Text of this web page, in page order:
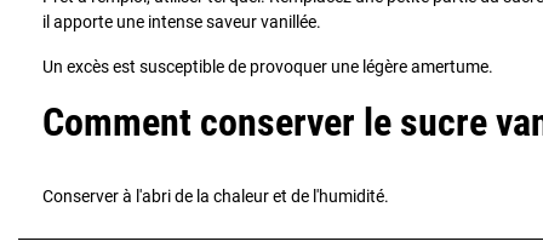
il apporte une intense saveur vanillée.
Un excès est susceptible de provoquer une légère amertume.
Comment conserver le sucre
Conserver à l'abri de la chaleur et de l'humidité.